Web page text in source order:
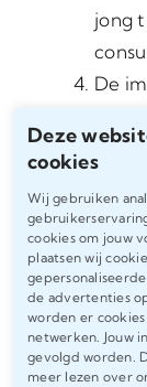
Deze
cookies
Wij gebruiken
cookies om jouw
plaatsen wij
de advertenties
worden er
netwerken. Jouw
gevolgd worden.
meer lezen over
jong
De
De